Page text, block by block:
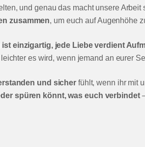
und genau das macht unsere Arbeit
zusammen, um euch auf Augenhöhe
einzigartig, jede Liebe verdient
es wird, wenn jemand an eurer
und sicher fühlt, wenn ihr mit
spüren könnt, was euch verbindet